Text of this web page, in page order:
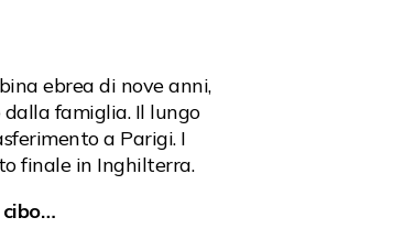
ebrea di nove anni,
famiglia. Il lungo
a Parigi. I
finale in Inghilterra.
cibo…